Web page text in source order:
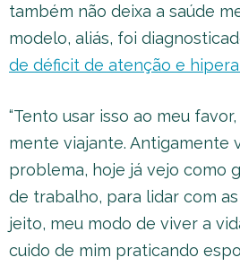
também não deixa a saúde
modelo, aliás, foi
de déficit de atenção e
“Tento usar isso ao meu
mente viajante. Antigamente
problema, hoje já vejo como
de trabalho, para lidar com
jeito, meu modo de viver a
cuido de mim praticando